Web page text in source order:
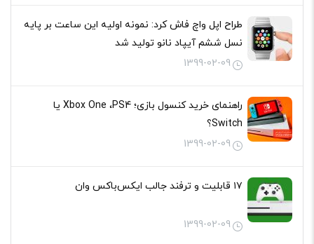
طراح اپل واچ فاش کرد: نمونه اولیه این ساعت بر پایه
نسل ششم آیپاد نانو تولید شد
1399-02-09
راهنمای خرید کنسول بازی؛ Xbox One ،PS4 یا
Switch؟
1399-02-09
۱۷ قابلیت و ترفند جالب ایکس‌باکس وان
1399-02-09